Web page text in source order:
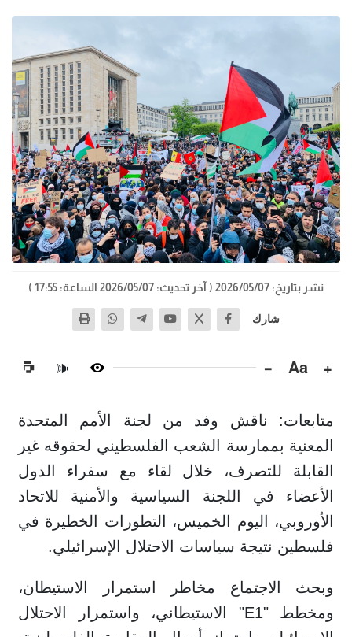
نشر بتاريخ: 2026/05/07 ( آخر تحديث: 2026/05/07 الساعة: 17:55 )
شارك
+
Aa
−
🔊
متابعات: ناقش وفد من لجنة الأمم المتحدة
المعنية بممارسة الشعب الفلسطيني لحقوقه غير
القابلة للتصرف، خلال لقاء مع سفراء الدول
الأعضاء في اللجنة السياسية والأمنية للاتحاد
الأوروبي، اليوم الخميس، التطورات الخطيرة في
فلسطين نتيجة سياسات الاحتلال الإسرائيلي.
وبحث الاجتماع مخاطر استمرار الاستيطان،
ومخطط "E1" الاستيطاني، واستمرار الاحتلال